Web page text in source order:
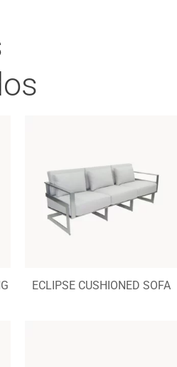
ECLIPSE CUSHIONED SOFA